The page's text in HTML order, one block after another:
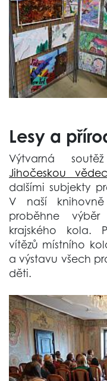
Lesy a
Výtvarná
Jihočeskou
dalšími subjekty
V naší
proběhne
krajského kola.
vítězů místního
a výstavu všech
děti.